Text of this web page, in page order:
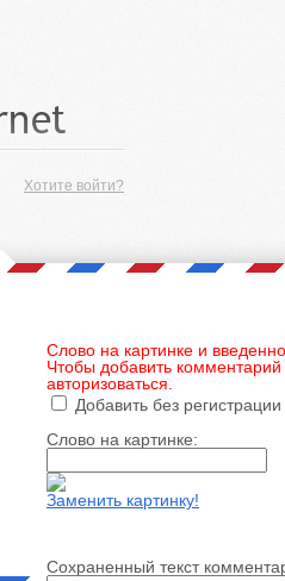
Хотите войти?
Слово на картинке и
Чтобы добавить комментарий
авторизоваться.
Добавить без регистрации
Слово на картинке:
Заменить картинку!
Сохраненный текст